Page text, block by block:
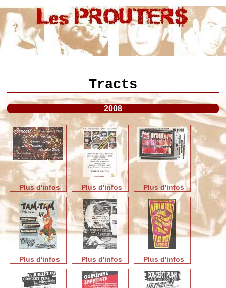
Tracts
2008
Plus d'infos Plus d'infos Plus d'infos
Plus d'infos Plus d'infos Plus d'infos